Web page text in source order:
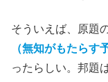
そういえば、原題
（無知がもたらす
ったらしい。邦題